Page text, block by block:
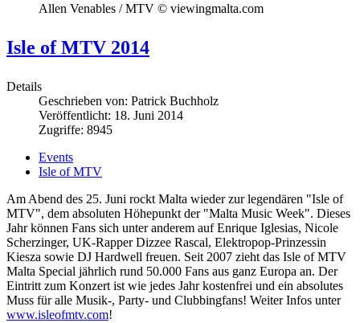
Allen Venables / MTV © viewingmalta.com
Isle of MTV 2014
Details
Geschrieben von: Patrick Buchholz
Veröffentlicht: 18. Juni 2014
Zugriffe: 8945
Events
Isle of MTV
Am Abend des 25. Juni rockt Malta wieder zur legendären "Isle of
MTV", dem absoluten Höhepunkt der "Malta Music Week". Dieses
Jahr können Fans sich unter anderem auf Enrique Iglesias, Nicole
Scherzinger, UK-Rapper Dizzee Rascal, Elektropop-Prinzessin
Kiesza sowie DJ Hardwell freuen. Seit 2007 zieht das Isle of MTV
Malta Special jährlich rund 50.000 Fans aus ganz Europa an. Der
Eintritt zum Konzert ist wie jedes Jahr kostenfrei und ein absolutes
Muss für alle Musik-, Party- und Clubbingfans! Weiter Infos unter
www.isleofmtv.com!